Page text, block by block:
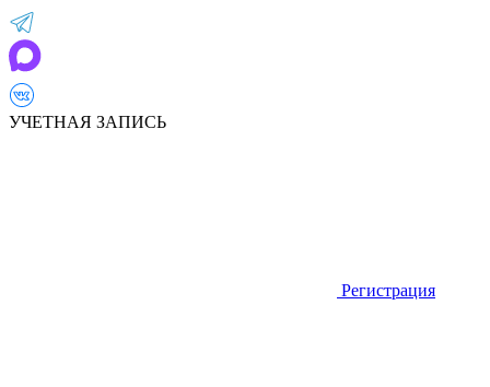
УЧЕТНАЯ ЗАПИСЬ
Регистрация